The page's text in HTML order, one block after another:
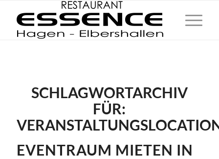
SCHLAGWORTARCHIV
FÜR:
EVENTRAUM MIETEN IN